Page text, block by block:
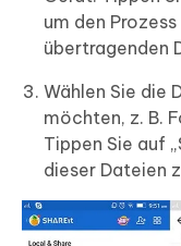
um den
übertragenden
Wählen Sie die
möchten, z. B.
Tippen Sie auf
dieser Dateien